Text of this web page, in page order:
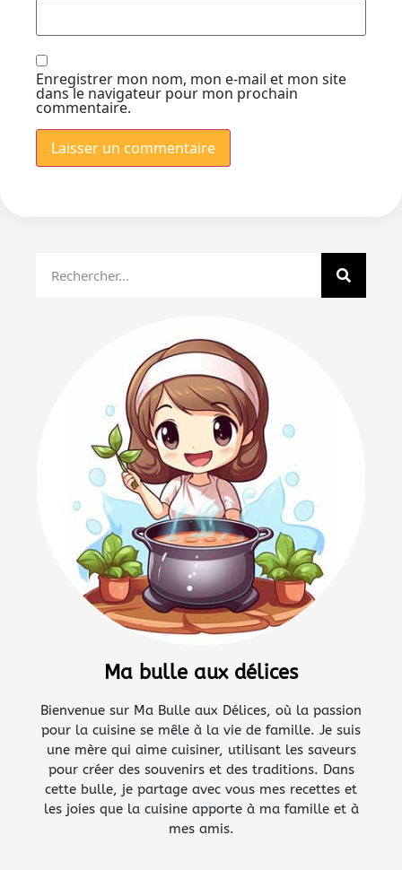
Enregistrer mon nom, mon e-mail et mon site
dans le navigateur pour mon prochain
commentaire.
Ma bulle aux délices
Bienvenue sur Ma Bulle aux Délices, où la passion
pour la cuisine se mêle à la vie de famille. Je suis
une mère qui aime cuisiner, utilisant les saveurs
pour créer des souvenirs et des traditions. Dans
cette bulle, je partage avec vous mes recettes et
les joies que la cuisine apporte à ma famille et à
mes amis.